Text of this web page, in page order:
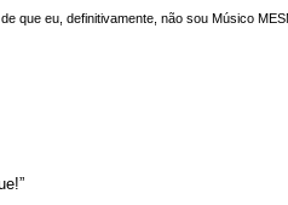
que eu, definitivamente, não sou Músico